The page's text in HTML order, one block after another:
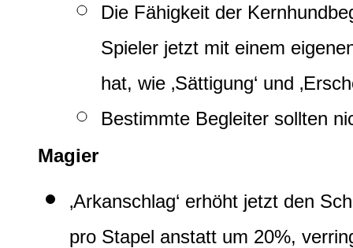
Die Fähigkeit der
Spieler jetzt mit einem
hat, wie ‚Sättigung‘ und
Bestimmte Begleiter sollten
Magier
‚Arkanschlag‘ erhöht jetzt den
pro Stapel anstatt um 20%,